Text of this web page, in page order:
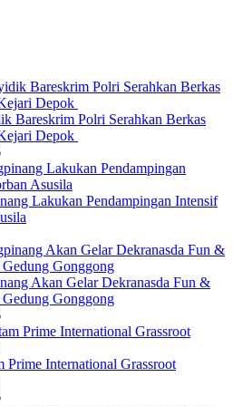
Bareskrim Polri Serahkan Berkas
Depok
Lakukan Pendampingan Intensif
Akan Gelar Dekranasda Fun &
Gonggong
Prime International Grassroot